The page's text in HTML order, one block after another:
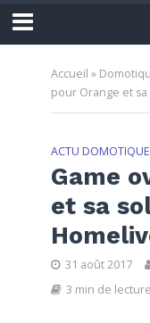
Accueil »
pour Orange et
ACTU DOMOTIQUE
Game
et sa
31 août 2017
3 min de lecture